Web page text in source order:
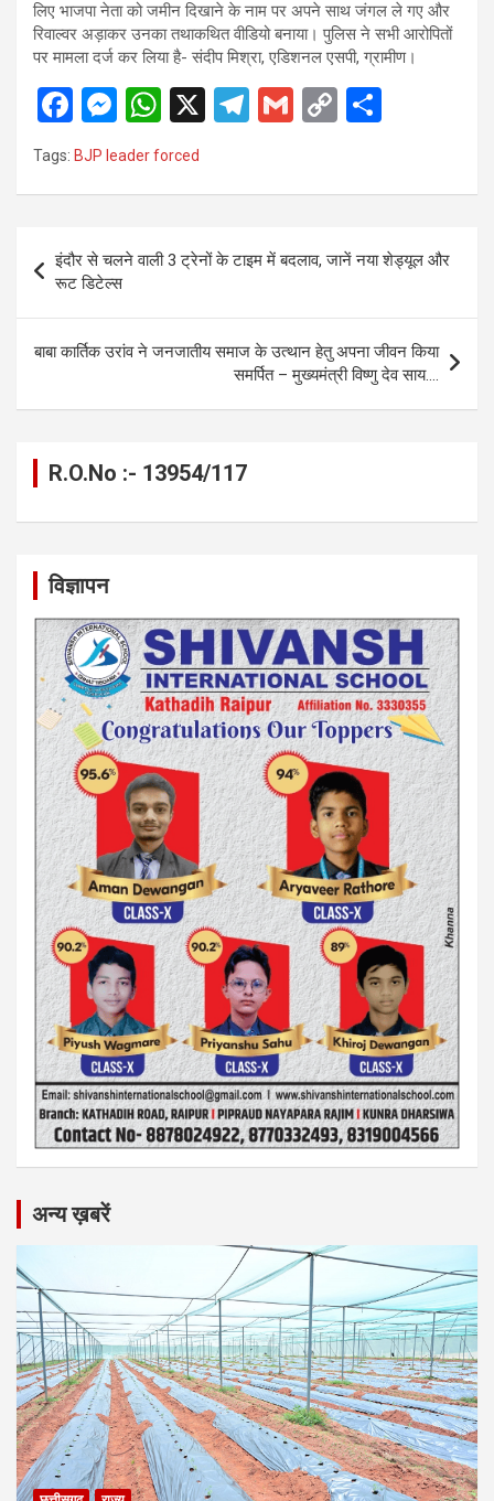
लिए भाजपा नेता को जमीन दिखाने के नाम पर अपने साथ जंगल ले गए और
रिवाल्वर अड़ाकर उनका तथाकथित वीडियो बनाया। पुलिस ने सभी आरोपितों
पर मामला दर्ज कर लिया है- संदीप मिश्रा, एडिशनल एसपी, ग्रामीण।
F
a
o
o
k
M
es
g
er
W
A
p
X
T
a
m
G
C
n
Tags: BJP leader forced
Post
navigation
इंदौर से चलने वाली 3 ट्रेनों के टाइम में बदलाव, जानें नया शेड्यूल और
रूट डिटेल्स
बाबा कार्तिक उरांव ने जनजातीय समाज के उत्थान हेतु अपना जीवन किया
समर्पित – मुख्यमंत्री विष्णु देव साय….
R.O.No :- 13954/117
विज्ञापन
अन्य ख़बरें